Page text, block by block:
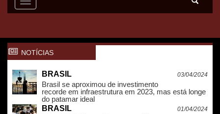
Toggle
navigation
NOTÍCIAS
BRASIL 03/04/2024
Brasil se aproximou de investimento
recorde em infraestrutura em 2023, mas está longe
do patamar ideal
BRASIL
01/04/2024